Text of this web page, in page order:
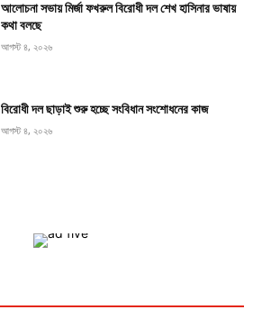
আলোচনা সভায় মির্জা ফখরুল বিরোধী দল শেখ হাসিনার ভাষায়
কথা বলছে
আগস্ট ৪, ২০২৬
বিরোধী দল ছাড়াই শুরু হচ্ছে সংবিধান সংশোধনের কাজ
আগস্ট ৪, ২০২৬